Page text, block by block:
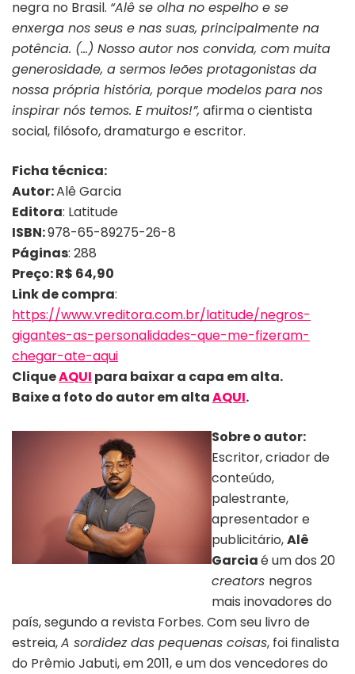
negra no Brasil. “Alê se olha no espelho e se
enxerga nos seus e nas suas, principalmente na
potência. (…) Nosso autor nos convida, com muita
generosidade, a sermos leões protagonistas da
nossa própria história, porque modelos para nos
inspirar nós temos. E muitos!”, afirma o cientista
social, filósofo, dramaturgo e escritor.
Ficha técnica:
Autor:Alê Garcia
Editora: Latitude
ISBN:978-65-89275-26-8
Páginas: 288
Preço: R$ 64,90
Link de compra:
https://www.vreditora.com.br/latitude/negros-
gigantes-as-personalidades-que-me-fizeram-
chegar-ate-aqui
CliqueAQUI para baixar a capa em alta.
Baixe a foto do autor em altaAQUI.
Sobre o autor:
Escritor, criador de
conteúdo,
palestrante,
apresentador e
publicitário,Alê
Garciaé um dos 20
creators negros
mais inovadores do
país, segundo a revista Forbes. Com seu livro de
estreia,A sordidez das pequenas coisas, foi finalista
do Prêmio Jabuti, em 2011, e um dos vencedores do